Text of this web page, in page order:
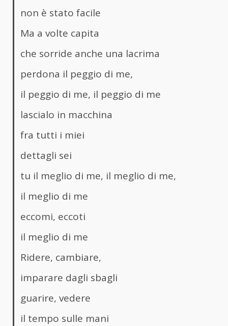
non è stato facile
Ma a volte capita
che sorride anche una lacrima
perdona il peggio di me,
il peggio di me, il peggio di me
lascialo in macchina
fra tutti i miei
dettagli sei
tu il meglio di me, il meglio di me,
il meglio di me
eccomi, eccoti
il meglio di me
Ridere, cambiare,
imparare dagli sbagli
guarire, vedere
il tempo sulle mani